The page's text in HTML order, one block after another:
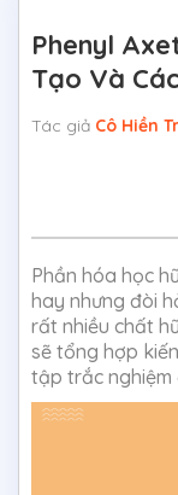
Phenyl
Tạo Và
Tác giả Cô Hiền
Phần hóa học
hay nhưng đòi
rất nhiều chất
sẽ tổng hợp
tập trắc nghiệm